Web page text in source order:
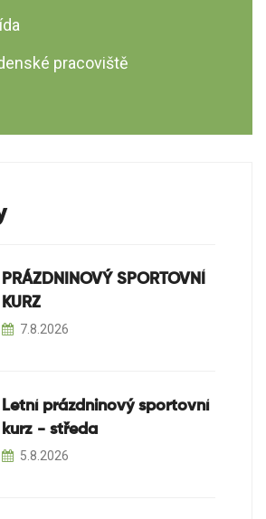
cizinců a držitelů
pracoviště
PRÁZDNINOVÝ SPORTOVNÍ
KURZ
7.8.2026
Letní prázdninový sportovní
kurz - středa
5.8.2026